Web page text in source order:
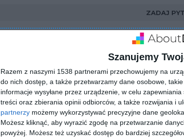
Szanujemy
Razem z naszymi 1538 partnerami przechowujemy na
do nich dostęp, a także przetwarzamy dane osobowe,
informacje wysyłane przez urządzenie, w celu
treści oraz zbierania opinii odbiorców, a także rozwijania i
partnerzy możemy wykorzystywać precyzyjne dane
Możesz kliknąć, aby wyrazić zgodę na przetwarzanie
powyżej. Możesz też uzyskać dostęp do bardziej
ZADAJ